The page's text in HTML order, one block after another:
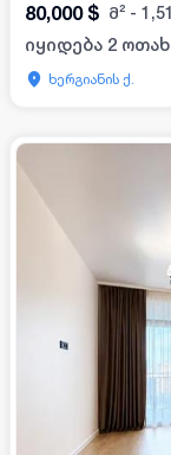
80,000 $ მ² -
იყიდება 2
ხერგიანის ქ.